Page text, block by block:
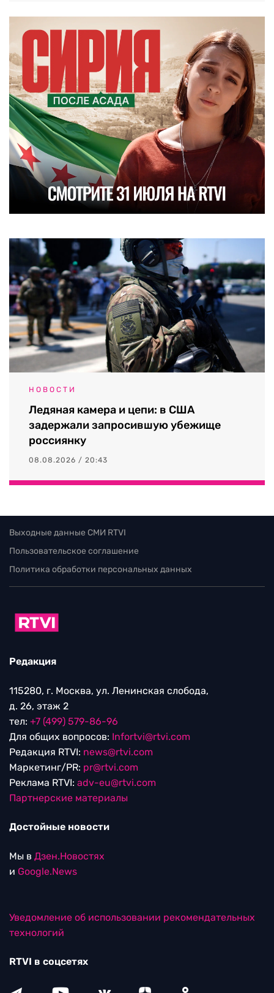
НОВОСТИ
Ледяная камера и цепи: в США
задержали запросившую убежище
россиянку
08.08.2026 / 20:43
Выходные данные СМИ RTVI
Пользовательское соглашение
Политика обработки персональных данных
Редакция
115280, г. Москва, ул. Ленинская слобода,
д. 26, этаж 2
тел: +7 (499) 579-86-96
Для общих вопросов: Infortvi@rtvi.com
Редакция RTVI: news@rtvi.com
Маркетинг/PR: pr@rtvi.com
Реклама RTVI: adv-eu@rtvi.com
Партнерские материалы
Достойные новости
Мы в Дзен.Новостях
и Google.News
Уведомление об использовании рекомендательных
технологий
RTVI в соцсетях